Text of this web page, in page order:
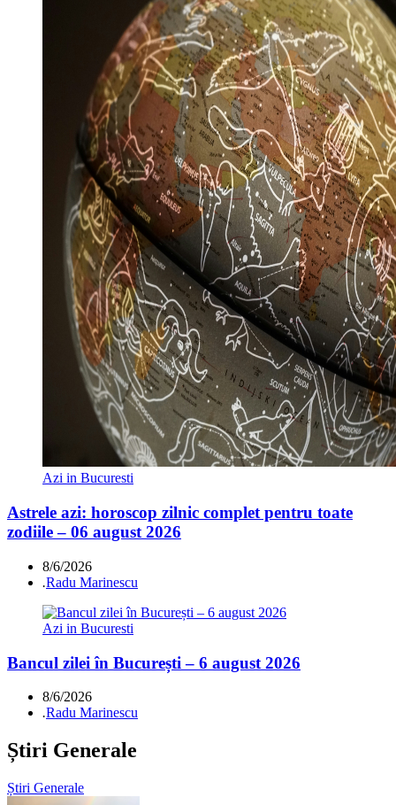
Azi in Bucuresti
Astrele azi: horoscop zilnic complet pentru toate
zodiile – 06 august 2026
8/6/2026
.Radu Marinescu
Azi in Bucuresti
Bancul zilei în București – 6 august 2026
8/6/2026
.Radu Marinescu
Știri Generale
Știri Generale